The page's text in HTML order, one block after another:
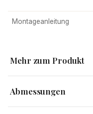
Montageanleitung
Mehr zum Produkt
Ein bisschen von allem
Abmessungen